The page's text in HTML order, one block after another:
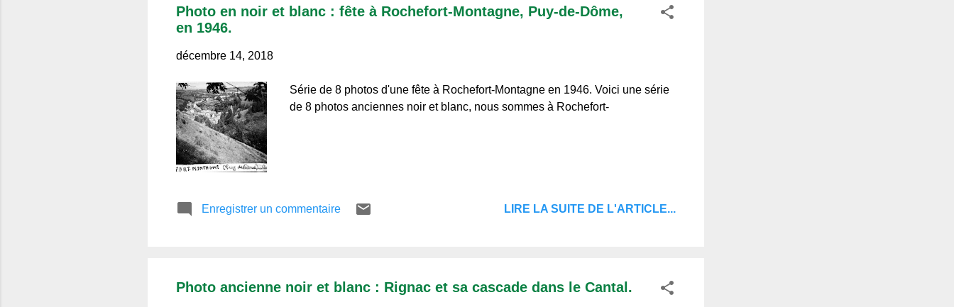
Photo en noir et blanc : fête à Rochefort-Montagne, Puy-de-Dôme,
en 1946.
décembre 14, 2018
Série de 8 photos d'une fête à Rochefort-Montagne en 1946. Voici une série
de 8 photos anciennes noir et blanc, nous sommes à Rochefort-
Enregistrer un commentaire LIRE LA SUITE DE L'ARTICLE...
Photo ancienne noir et blanc : Rignac et sa cascade dans le Cantal.